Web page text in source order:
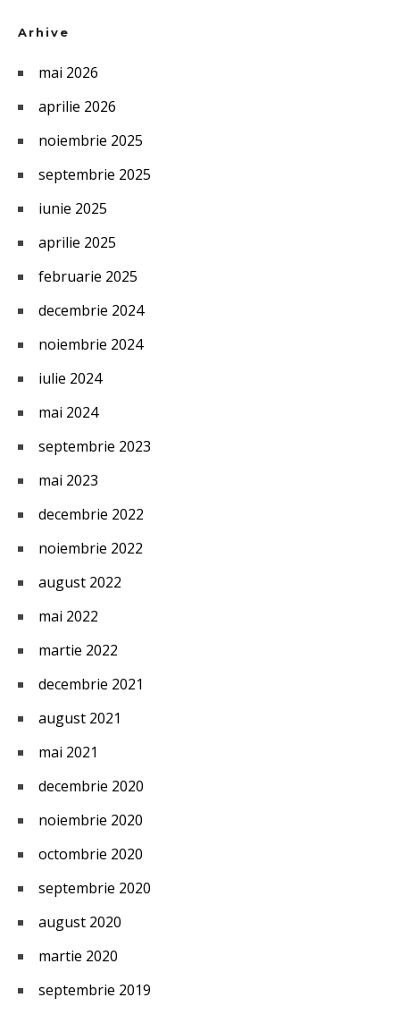
Arhive
mai 2026
aprilie 2026
noiembrie 2025
septembrie 2025
iunie 2025
aprilie 2025
februarie 2025
decembrie 2024
noiembrie 2024
iulie 2024
mai 2024
septembrie 2023
mai 2023
decembrie 2022
noiembrie 2022
august 2022
mai 2022
martie 2022
decembrie 2021
august 2021
mai 2021
decembrie 2020
noiembrie 2020
octombrie 2020
septembrie 2020
august 2020
martie 2020
septembrie 2019